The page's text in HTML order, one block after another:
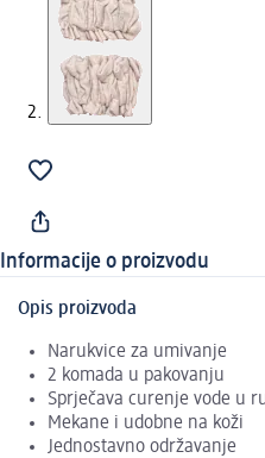
Informacije o proizvodu
Opis proizvoda
Narukvice za umivanje
2 komada u pakovanju
Sprječava curenje vode u
Mekane i udobne na koži
Jednostavno održavanje